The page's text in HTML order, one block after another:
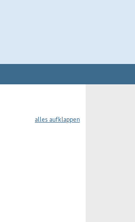
alles aufklappen